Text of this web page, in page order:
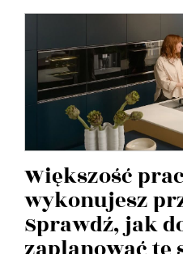
Większość
wykonujesz
Sprawdź, jak